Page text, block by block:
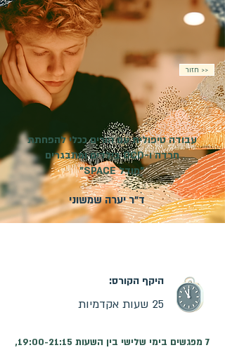
חזור >>
עבודה טיפולית עם הורים ככלי להפחתת
חרדה ו-OCD בילדים ומתבגרים
"מודל SPACE"
ד"ר יערה שמשוני
היקף הקורס:
25 שעות אקדמיות
7 מפגשים בימי שלישי בין השעות 19:00-21:15,